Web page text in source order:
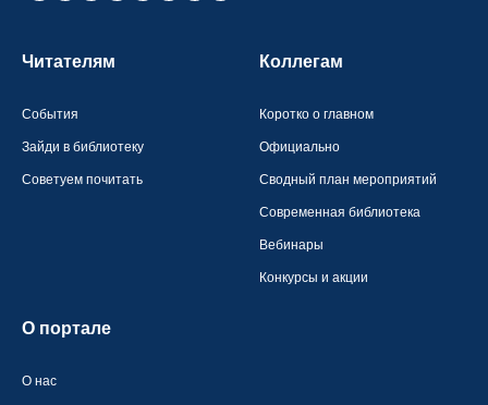
Читателям
События
Зайди в библиотеку
Советуем почитать
Коллегам
Коротко о главном
Официально
Сводный план мероприятий
Современная библиотека
Вебинары
Конкурсы и акции
О портале
О нас